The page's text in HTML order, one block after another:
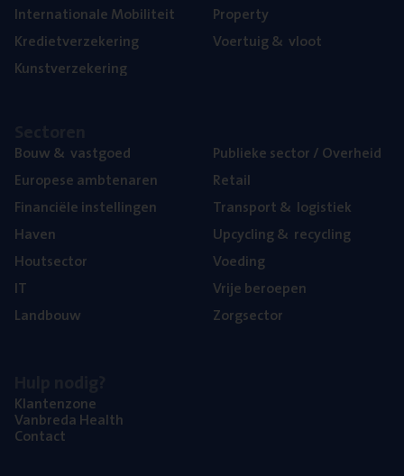
Inter­na­ti­o­na­le Mobiliteit
Kre­diet­ver­ze­ke­ring
Kunst­ver­ze­ke­ring
Pro­per­ty
Voer­tuig& vloot
Bouw& vastgoed
Euro­pe­se ambtenaren
Finan­ci­ë­le instellingen
Haven
Hout­sec­tor
IT
Land­bouw
Publie­ke sec­tor / Overheid
Retail
Trans­port& logistiek
Upcy­cling& recycling
Voe­ding
Vrije beroe­pen
Zorg­sec­tor
Klan­ten­zo­ne
Van­b­re­da Health
Con­tact